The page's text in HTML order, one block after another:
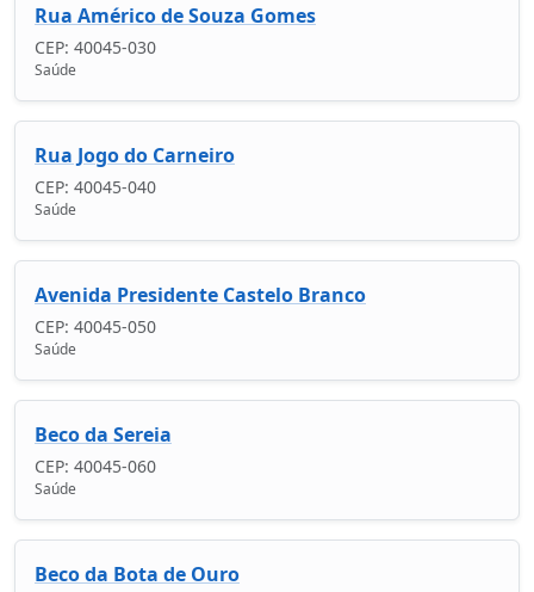
Rua Américo de Souza Gomes
CEP: 40045-030
Saúde
Rua Jogo do Carneiro
CEP: 40045-040
Saúde
Avenida Presidente Castelo Branco
CEP: 40045-050
Saúde
Beco da Sereia
CEP: 40045-060
Saúde
Beco da Bota de Ouro